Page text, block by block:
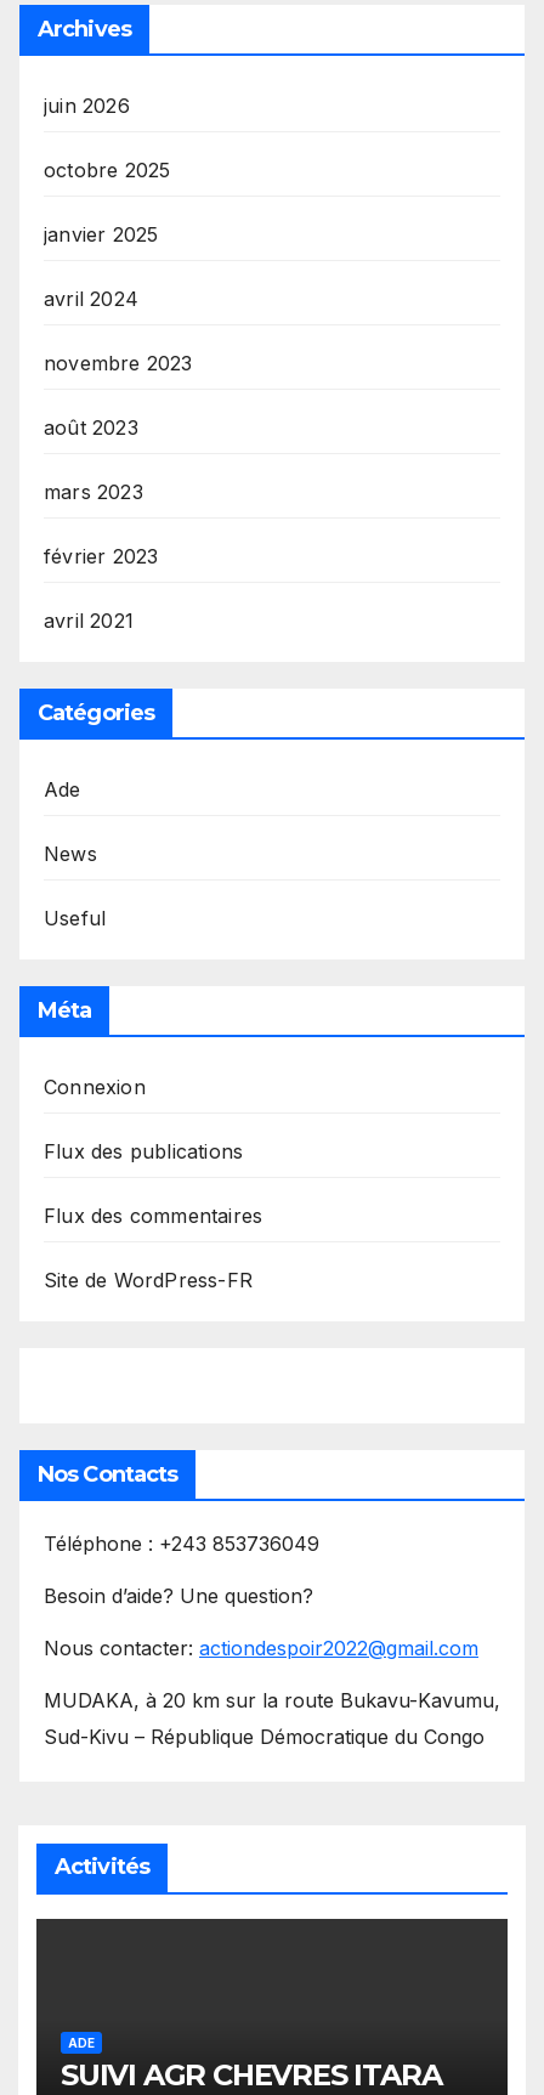
Archives
juin 2026
octobre 2025
janvier 2025
avril 2024
novembre 2023
août 2023
mars 2023
février 2023
avril 2021
Catégories
Ade
News
Useful
Méta
Connexion
Flux des publications
Flux des commentaires
Site de WordPress-FR
Nos Contacts
Téléphone : +243 853736049
Besoin d’aide? Une question?
Nous contacter: actiondespoir2022@gmail.com
MUDAKA, à 20 km sur la route Bukavu-Kavumu,
Sud-Kivu – République Démocratique du Congo
Activités
ADE
SUIVI AGR CHEVRES ITARA